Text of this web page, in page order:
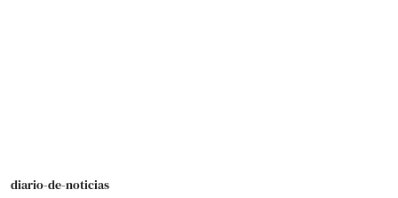
diario-de-noticias